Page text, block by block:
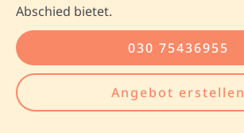
Abschied bietet.
030 75436955
Angebot erstellen